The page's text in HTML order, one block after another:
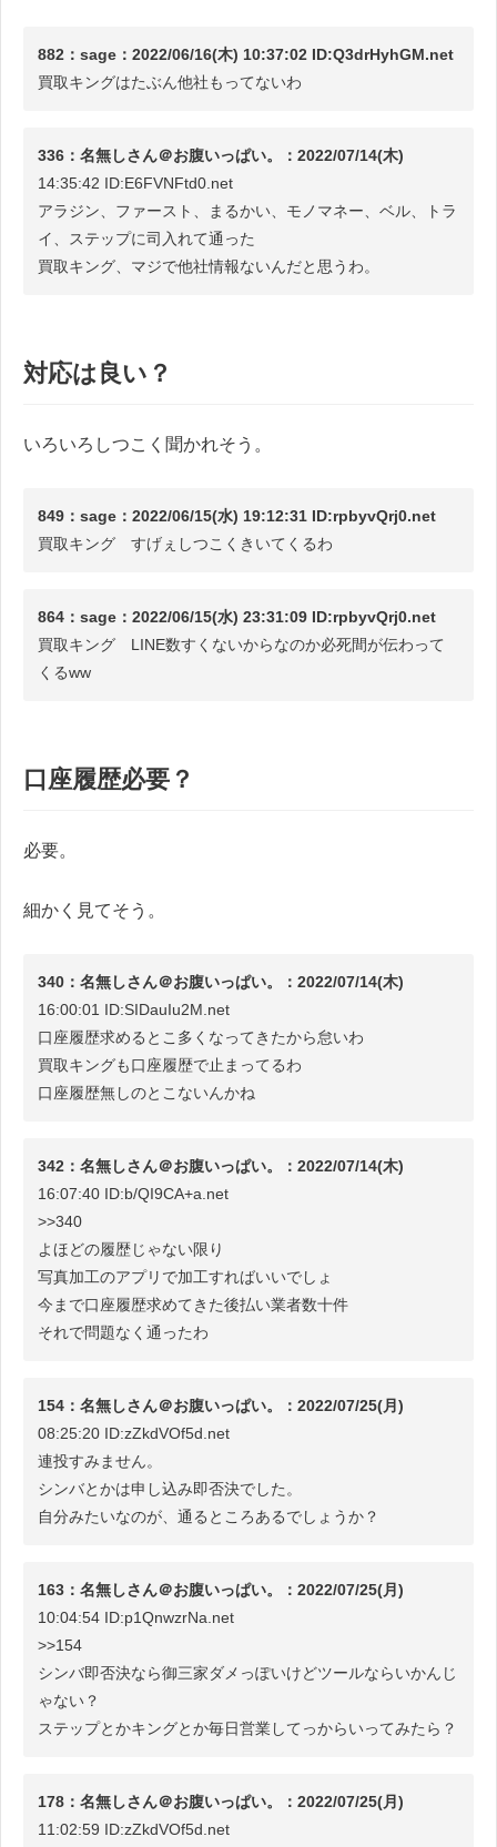
882：sage：2022/06/16(木) 10:37:02 ID:Q3drHyhGM.net
買取キングはたぶん他社もってないわ
336：名無しさん＠お腹いっぱい。：2022/07/14(木)
14:35:42 ID:E6FVNFtd0.net
アラジン、ファースト、まるかい、モノマネー、ベル、トラ
イ、ステップに司入れて通った
買取キング、マジで他社情報ないんだと思うわ。
対応は良い？
いろいろしつこく聞かれそう。
849：sage：2022/06/15(水) 19:12:31 ID:rpbyvQrj0.net
買取キング すげぇしつこくきいてくるわ
864：sage：2022/06/15(水) 23:31:09 ID:rpbyvQrj0.net
買取キング LINE数すくないからなのか必死間が伝わって
くるww
口座履歴必要？
必要。
細かく見てそう。
340：名無しさん＠お腹いっぱい。：2022/07/14(木)
16:00:01 ID:SIDauIu2M.net
口座履歴求めるとこ多くなってきたから怠いわ
買取キングも口座履歴で止まってるわ
口座履歴無しのとこないんかね
342：名無しさん＠お腹いっぱい。：2022/07/14(木)
16:07:40 ID:b/QI9CA+a.net
>>340
よほどの履歴じゃない限り
写真加工のアプリで加工すればいいでしょ
今まで口座履歴求めてきた後払い業者数十件
それで問題なく通ったわ
154：名無しさん＠お腹いっぱい。：2022/07/25(月)
08:25:20 ID:zZkdVOf5d.net
連投すみません。
シンバとかは申し込み即否決でした。
自分みたいなのが、通るところあるでしょうか？
163：名無しさん＠お腹いっぱい。：2022/07/25(月)
10:04:54 ID:p1QnwzrNa.net
>>154
シンバ即否決なら御三家ダメっぽいけどツールならいかんじ
ゃない？
ステップとかキングとか毎日営業してっからいってみたら？
178：名無しさん＠お腹いっぱい。：2022/07/25(月)
11:02:59 ID:zZkdVOf5d.net